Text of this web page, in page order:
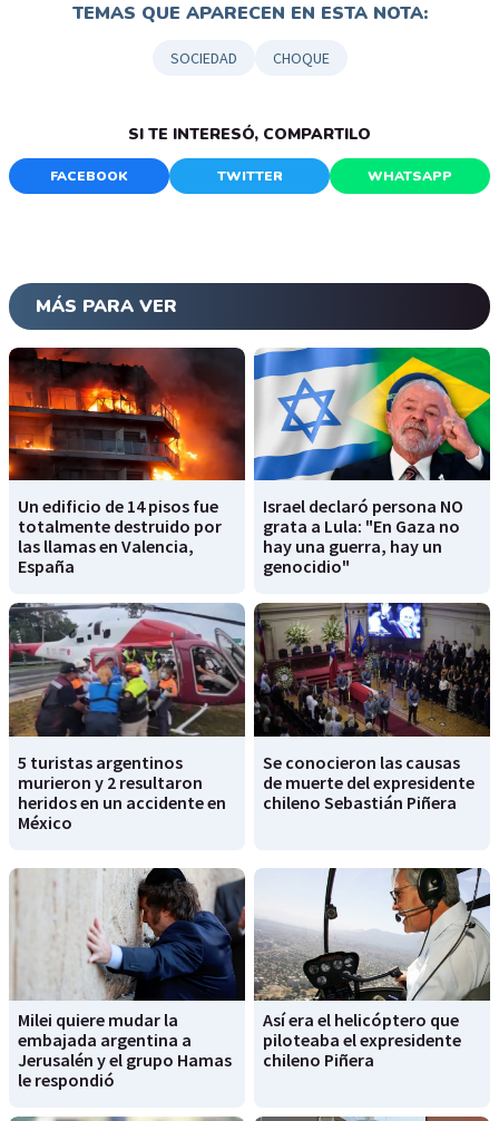
TEMAS QUE APARECEN EN ESTA NOTA:
SOCIEDAD CHOQUE
SI TE INTERESÓ, COMPARTILO
FACEBOOK TWITTER WHATSAPP
MÁS PARA VER
Un edificio de 14 pisos fue
totalmente destruido por
las llamas en Valencia,
España
Israel declaró persona NO
grata a Lula: "En Gaza no
hay una guerra, hay un
genocidio"
5 turistas argentinos
murieron y 2 resultaron
heridos en un accidente en
México
Se conocieron las causas
de muerte del expresidente
chileno Sebastián Piñera
Milei quiere mudar la
embajada argentina a
Jerusalén y el grupo Hamas
le respondió
Así era el helicóptero que
piloteaba el expresidente
chileno Piñera